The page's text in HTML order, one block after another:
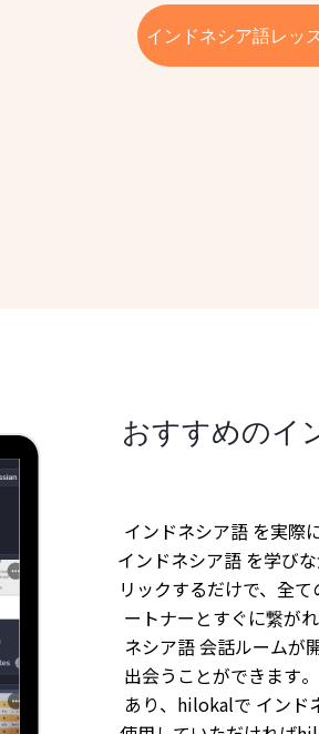
インドネシア語レッ
おすすめのイ
インドネシア語 を実際
インドネシア語 を学び
リックするだけで、全
ートナーとすぐに繋が
ネシア語 会話ルームが
出会うことができます
あり、hilokalで インド